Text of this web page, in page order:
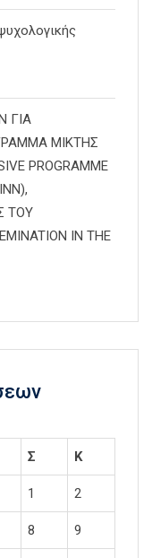
ΓΙΑ
ΜΙΚΤΗΣ
PROGRAMME
ΤΟΥ
IN THE
Σ Κ
1 2
8 9